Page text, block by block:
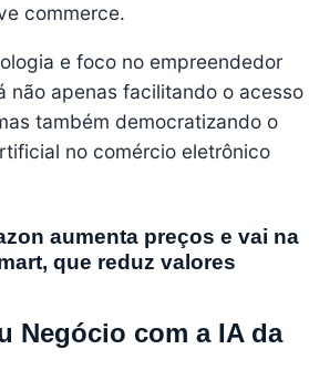
commerce.
e foco no empreendedor
não apenas facilitando o acesso
também democratizando o
no comércio eletrônico
aumenta preços e vai na
que reduz valores
Negócio com a IA da